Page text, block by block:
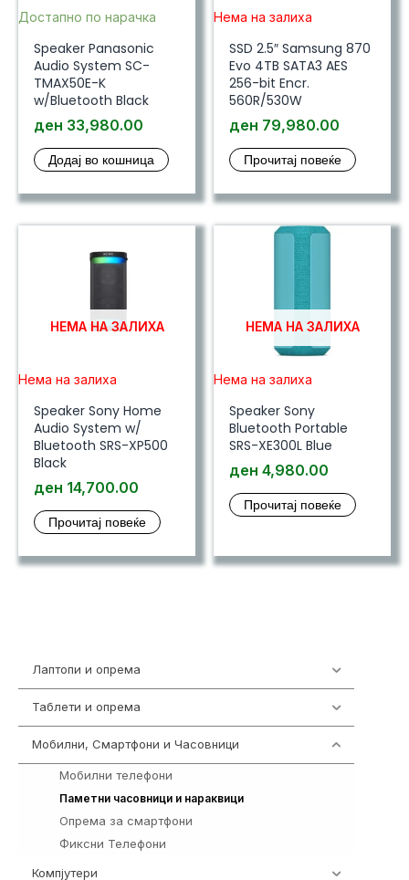
Лаптопи и опрема
Таблети и опрема
Мобилни, Смартфони и Часовници
Мобилни телефони
Паметни часовници и нараквици
Опрема за смартфони
Фиксни Телефони
Компјутери
Достапно по нарачка
Speaker Panasonic
Audio System SC-
TMAX50E-K
w/Bluetooth Black
ден 33,980.00
Додај во кошница
Нема на залиха
SSD 2.5″ Samsung 870
Evo 4TB SATA3 AES
256-bit Encr.
560R/530W
ден 79,980.00
Прочитај повеќе
НЕМА НА ЗАЛИХА
Нема на залиха
Speaker Sony Home
Audio System w/
Bluetooth SRS-XP500
Black
ден 14,700.00
Прочитај повеќе
НЕМА НА ЗАЛИХА
Нема на залиха
Speaker Sony
Bluetooth Portable
SRS-XE300L Blue
ден 4,980.00
Прочитај повеќе